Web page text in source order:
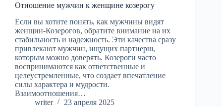
Отношение мужчин к женщине козерогу
Если вы хотите понять, как мужчины видят
женщин-Козерогов, обратите внимание на их
стабильность и надежность. Эти качества сразу
привлекают мужчин, ищущих партнерш,
которым можно доверять. Козероги часто
воспринимаются как ответственные и
целеустремленные, что создает впечатление
силы характера и мудрости.
Взаимоотношения…
writer
23 апреля 2025